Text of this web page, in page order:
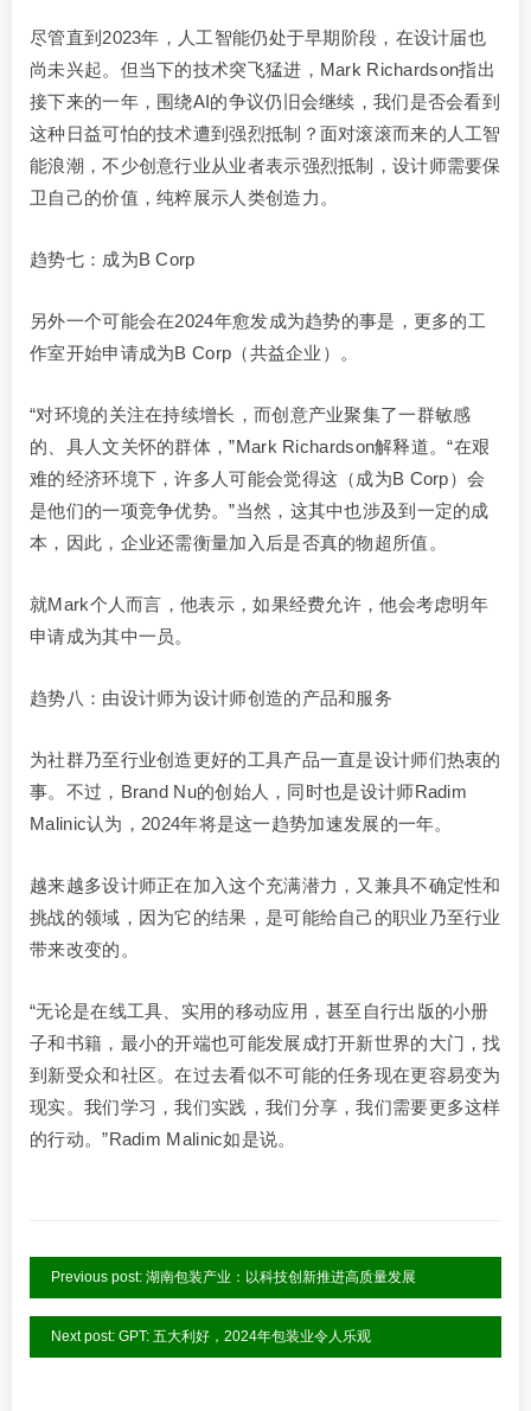
尽管直到2023年，人工智能仍处于早期阶段，在设计届也
尚未兴起。但当下的技术突飞猛进，Mark Richardson指出
接下来的一年，围绕AI的争议仍旧会继续，我们是否会看到
这种日益可怕的技术遭到强烈抵制？面对滚滚而来的人工智
能浪潮，不少创意行业从业者表示强烈抵制，设计师需要保
卫自己的价值，纯粹展示人类创造力。
趋势七：成为B Corp
另外一个可能会在2024年愈发成为趋势的事是，更多的工
作室开始申请成为B Corp（共益企业）。
“对环境的关注在持续增长，而创意产业聚集了一群敏感
的、具人文关怀的群体，”Mark Richardson解释道。“在艰
难的经济环境下，许多人可能会觉得这（成为B Corp）会
是他们的一项竞争优势。”当然，这其中也涉及到一定的成
本，因此，企业还需衡量加入后是否真的物超所值。
就Mark个人而言，他表示，如果经费允许，他会考虑明年
申请成为其中一员。
趋势八：由设计师为设计师创造的产品和服务
为社群乃至行业创造更好的工具产品一直是设计师们热衷的
事。不过，Brand Nu的创始人，同时也是设计师Radim
Malinic认为，2024年将是这一趋势加速发展的一年。
越来越多设计师正在加入这个充满潜力，又兼具不确定性和
挑战的领域，因为它的结果，是可能给自己的职业乃至行业
带来改变的。
“无论是在线工具、实用的移动应用，甚至自行出版的小册
子和书籍，最小的开端也可能发展成打开新世界的大门，找
到新受众和社区。在过去看似不可能的任务现在更容易变为
现实。我们学习，我们实践，我们分享，我们需要更多这样
的行动。”Radim Malinic如是说。
Previous post: 湖南包装产业：以科技创新推进高质量发展
Next post: GPT: 五大利好，2024年包装业令人乐观